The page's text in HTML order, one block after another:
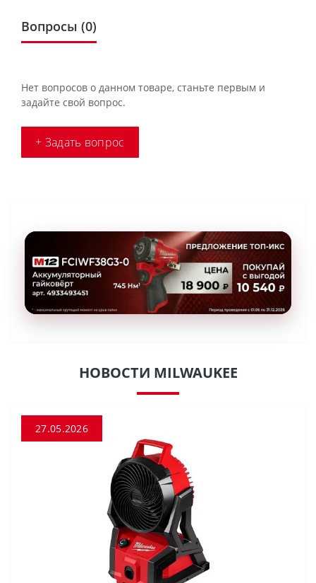
Вопросы (0)
Нет вопросов о данном товаре, станьте первым и
задайте свой вопрос.
+ Задать вопрос
НОВОСТИ MILWAUKEE
27.05.2026